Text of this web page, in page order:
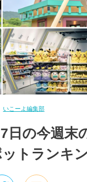
いこーよ編集部
日の今週末
トランキ